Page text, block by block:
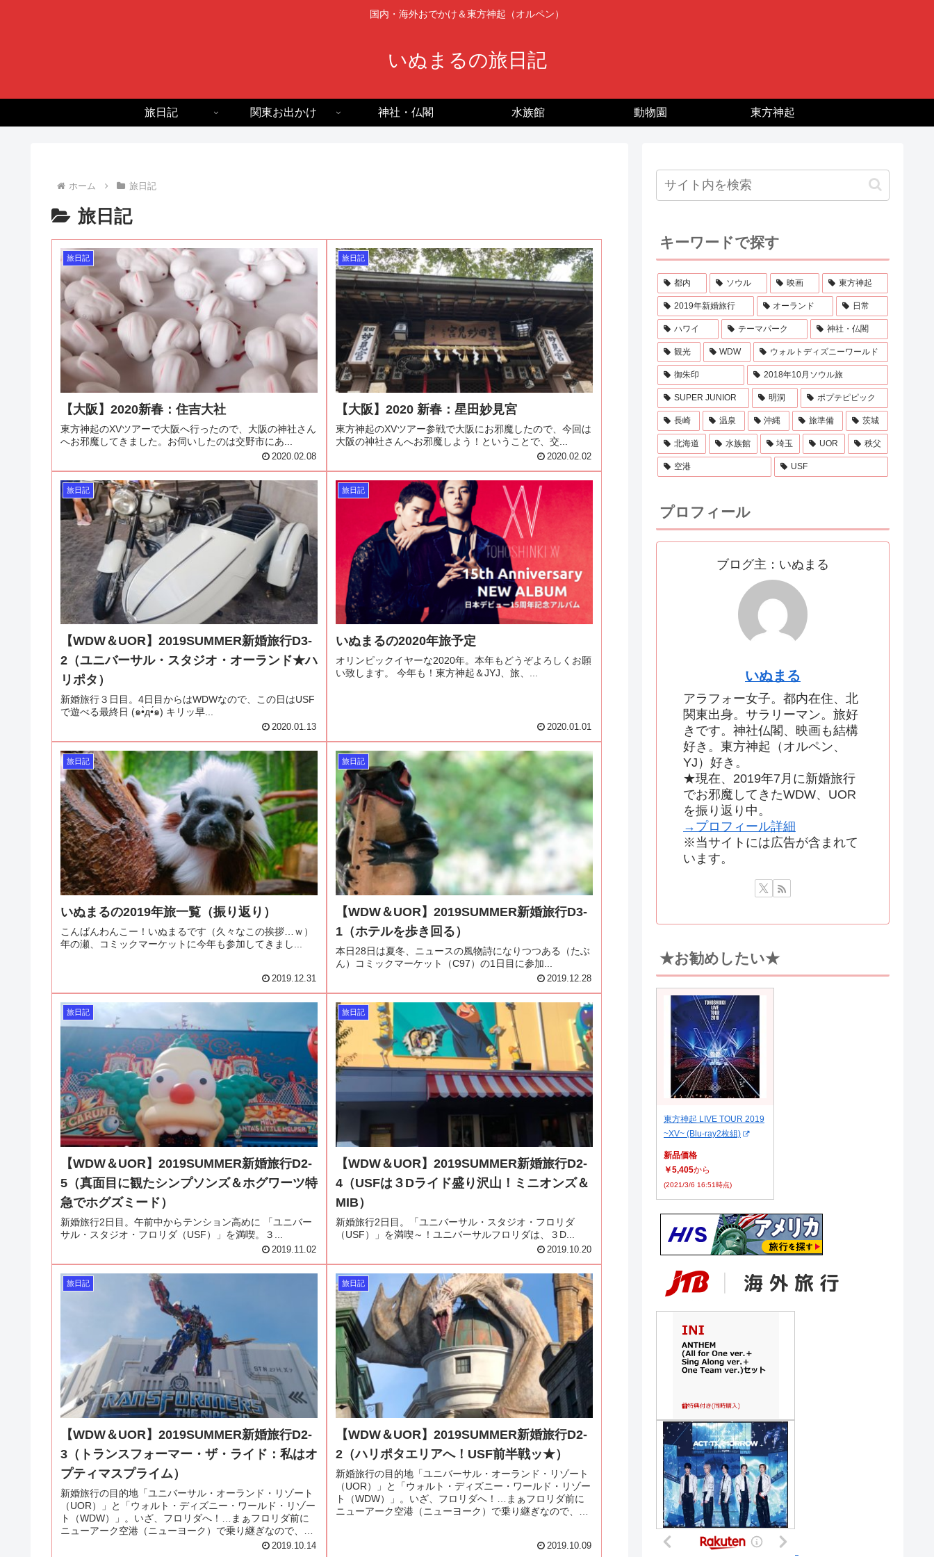
国内・海外おでかけ＆東方神起（オルペン）
いぬまるの旅日記
旅日記 関東お出かけ 神社・仏閣 水族館 動物園 東方神起
ホーム 旅日記
旅日記
旅日記
【大阪】2020新春：住吉大社
東方神起のXVツアーで大阪へ行ったので、大阪の神社さん
へお邪魔してきました。お伺いしたのは交野市にあ...
2020.02.08
旅日記
【大阪】2020 新春：星田妙見宮
東方神起のXVツアー参戦で大阪にお邪魔したので、今回は
大阪の神社さんへお邪魔しよう！ということで、交...
2020.02.02
旅日記
【WDW＆UOR】2019SUMMER新婚旅行D3-
2（ユニバーサル・スタジオ・オーランド★ハ
リポタ）
新婚旅行３日目。4日目からはWDWなので、この日はUSF
で遊べる最終日 (๑•̀д•́๑) キリッ早...
2020.01.13
旅日記
いぬまるの2020年旅予定
オリンピックイヤーな2020年。本年もどうぞよろしくお願
い致します。 今年も！東方神起＆JYJ、旅、...
2020.01.01
旅日記
いぬまるの2019年旅一覧（振り返り）
こんばんわんこー！いぬまるです（久々なこの挨拶…ｗ）
年の瀬、コミックマーケットに今年も参加してきまし...
2019.12.31
旅日記
【WDW＆UOR】2019SUMMER新婚旅行D3-
1（ホテルを歩き回る）
本日28日は夏冬、ニュースの風物詩になりつつある（たぶ
ん）コミックマーケット（C97）の1日目に参加...
2019.12.28
旅日記
【WDW＆UOR】2019SUMMER新婚旅行D2-
5（真面目に観たシンプソンズ＆ホグワーツ特
急でホグズミード）
新婚旅行2日目。午前中からテンション高めに 「ユニバー
サル・スタジオ・フロリダ（USF）」を満喫。３...
2019.11.02
旅日記
【WDW＆UOR】2019SUMMER新婚旅行D2-
4（USFは３Dライド盛り沢山！ミニオンズ＆
MIB）
新婚旅行2日目。「ユニバーサル・スタジオ・フロリダ
（USF）」を満喫～！ユニバーサルフロリダは、３D...
2019.10.20
旅日記
【WDW＆UOR】2019SUMMER新婚旅行D2-
3（トランスフォーマー・ザ・ライド：私はオ
プティマスプライム）
新婚旅行の目的地「ユニバーサル・オーランド・リゾート
（UOR）」と「ウォルト・ディズニー・ワールド・リゾー
ト（WDW）」。いざ、フロリダへ！…まぁフロリダ前に
ニューアーク空港（ニューヨーク）で乗り継ぎなので、ま
2019.10.14
旅日記
【WDW＆UOR】2019SUMMER新婚旅行D2-
2（ハリポタエリアへ！USF前半戦ッ★）
新婚旅行の目的地「ユニバーサル・オーランド・リゾート
（UOR）」と「ウォルト・ディズニー・ワールド・リゾー
ト（WDW）」。いざ、フロリダへ！…まぁフロリダ前に
ニューアーク空港（ニューヨーク）で乗り継ぎなので、ま
2019.10.09
キーワードで探す
都内 ソウル 映画 東方神起
2019年新婚旅行 オーランド 日常
ハワイ テーマパーク 神社・仏閣
観光 WDW ウォルトディズニーワールド
御朱印 2018年10月ソウル旅
SUPER JUNIOR 明洞 ポプテピピック
長崎 温泉 沖縄 旅準備 茨城
北海道 水族館 埼玉 UOR 秩父
空港 USF
プロフィール
ブログ主：いぬまる
いぬまる
アラフォー女子。都内在住、北
関東出身。サラリーマン。旅好
きです。神社仏閣、映画も結構
好き。東方神起（オルペン、
YJ）好き。
★現在、2019年7月に新婚旅行
でお邪魔してきたWDW、UOR
を振り返り中。
→プロフィール詳細
※当サイトには広告が含まれて
います。
★お勧めしたい★
東方神起 LIVE TOUR 2019
~XV~ (Blu-ray2枚組)
新品価格
￥5,405から
(2021/3/6 16:51時点)